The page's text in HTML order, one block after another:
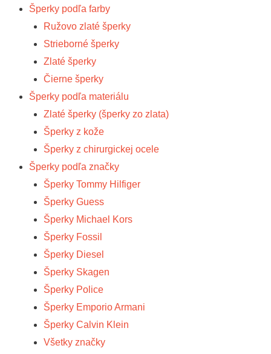
Šperky podľa farby
Ružovo zlaté šperky
Strieborné šperky
Zlaté šperky
Čierne šperky
Šperky podľa materiálu
Zlaté šperky (šperky zo zlata)
Šperky z kože
Šperky z chirurgickej ocele
Šperky podľa značky
Šperky Tommy Hilfiger
Šperky Guess
Šperky Michael Kors
Šperky Fossil
Šperky Diesel
Šperky Skagen
Šperky Police
Šperky Emporio Armani
Šperky Calvin Klein
Všetky značky